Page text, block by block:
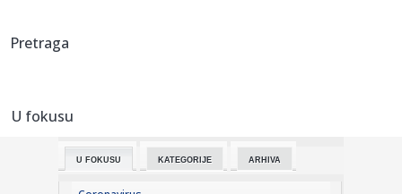
dom...
16:17:
16:16:
Mala strelica na instrument tabli koju mnogi vozači
Pretraga
U fokusu
U FOKUSU KATEGORIJE ARHIVA